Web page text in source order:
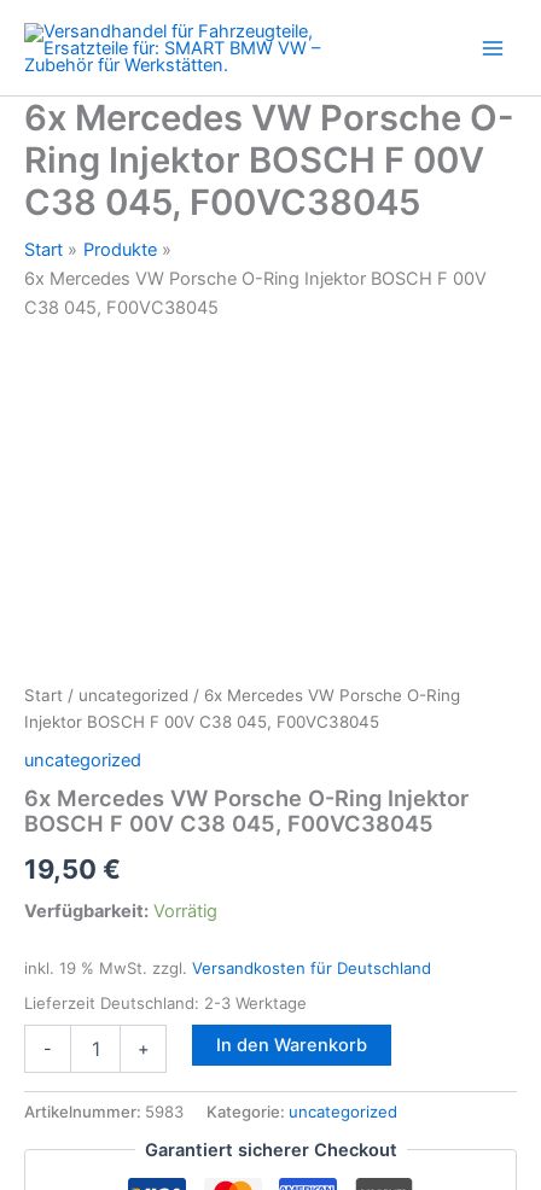
Inhalt
springen
6x Mercedes VW Porsche O-
Ring Injektor BOSCH F 00V
C38 045, F00VC38045
Start
Produkte
6x Mercedes VW Porsche O-Ring Injektor BOSCH F 00V
C38 045, F00VC38045
Start / uncategorized / 6x Mercedes VW Porsche O-Ring
Injektor BOSCH F 00V C38 045, F00VC38045
uncategorized
6x Mercedes VW Porsche O-Ring Injektor
BOSCH F 00V C38 045, F00VC38045
19,50 €
Verfügbarkeit: Vorrätig
inkl. 19 % MwSt. zzgl. Versandkosten für Deutschland
Lieferzeit Deutschland: 2-3 Werktage
-
Mercedes
Porsche
Ring
+ In den Warenkorb
Artikelnummer: 5983 Kategorie: uncategorized
Garantiert sicherer Checkout
Injektor
BOSCH
00V
C38
045,
F00VC38045
Menge